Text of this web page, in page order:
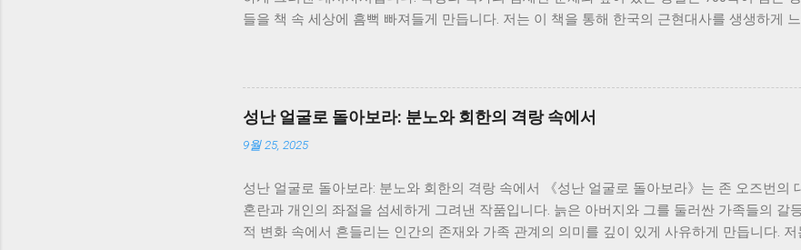
들을 책 속 세상에 흠뻑 빠져들게 만듭니다. 저는 이 책을 통해 한국의 근현대사를 생생하게 느
이야기가 아니라, 일제강점기부터 한국전쟁, 그리고 산업화 시대까지 격동의 시대를 살아온
니다. 서희는 끊임없이 변화하는 시대 속에서 굴곡진 삶을 살아가지만, 그 속에서도 꿋꿋하게
지를 보여줍니다. 그녀의 삶은 마치 끊임없이 흐르는 강물처럼, 때로는 잔잔하게, 때로는 격렬
삶을 따라가면서, 역사의 흐름 속에서 개인의 삶이 얼마나 쉽게 휘둘릴 수 있는지, 그리고 그
존과 번영에 대한 강한 의지를 느낄 수 있었습니다. 소설 속 인물들은 저마다의 고유한 개성과
과 모순을 보여주는 단면이기도 합니다. 특히, 봉수와 서희의 관계는 시대적 배경과 맞물려
니다. 봉수와 서희의 사랑은 시대의 아픔과 희생을 담고 있으며, 그들의 관계를 통해 저는 사
를 다시 한번 생각해 보게 되었습니다. 그들의 삶은 비극적인 결말을 맞지만, 그들의 삶은 희망
성난 얼굴로 돌아보라: 분노와 회한의 격랑 속에서
9월 25, 2025
성난 얼굴로 돌아보라: 분노와 회한의 격랑 속에서 《성난 얼굴로 돌아보라》는 존 오즈번의
혼란과 개인의 좌절을 섬세하게 그려낸 작품입니다. 늙은 아버지와 그를 둘러싼 가족들의 갈
적 변화 속에서 흔들리는 인간의 존재와 가족 관계의 의미를 깊이 있게 사유하게 만듭니다. 저